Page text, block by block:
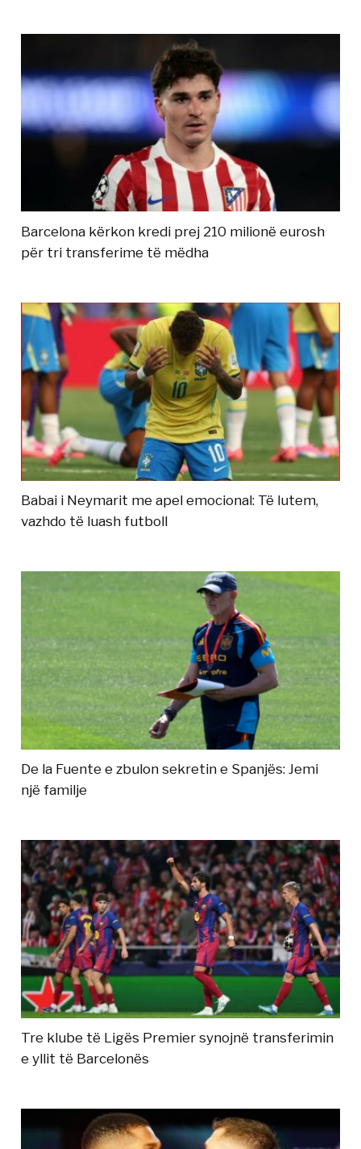
Barcelona kërkon kredi prej 210 milionë eurosh
për tri transferime të mëdha
Babai i Neymarit me apel emocional: Të lutem,
vazhdo të luash futboll
De la Fuente e zbulon sekretin e Spanjës: Jemi
një familje
Tre klube të Ligës Premier synojnë transferimin
e yllit të Barcelonës